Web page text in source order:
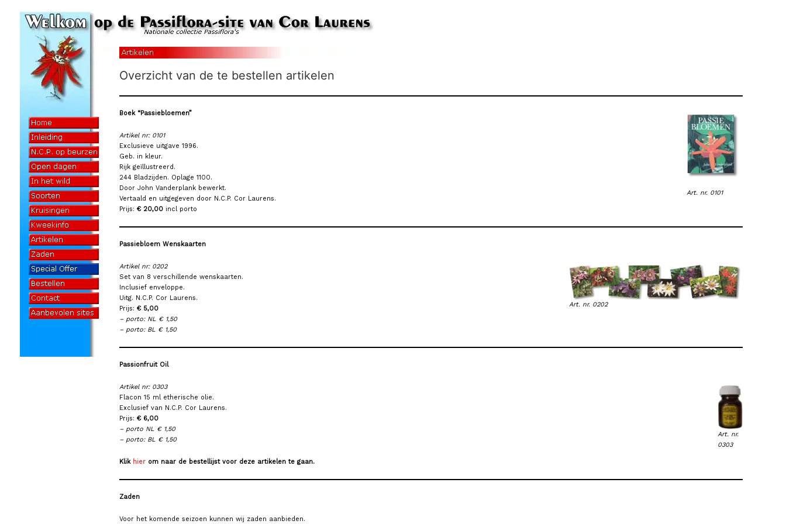
Overzicht van de te bestellen artikelen
Art. nr. 0101
Boek “Passiebloemen”
Artikel nr: 0101
Exclusieve uitgave 1996.
Geb. in kleur.
Rijk geïllustreerd.
244 Bladzijden. Oplage 1100.
Door John Vanderplank bewerkt.
Vertaald en uitgegeven door N.C.P. Cor Laurens.
Prijs: € 20,00incl porto
Passiebloem Wenskaarten
Art. nr. 0202
Artikel nr: 0202
Set van 8 verschillende wenskaarten.
Inclusief enveloppe.
Uitg. N.C.P. Cor Laurens.
Prijs: € 5,00
– porto: NL € 1,50
– porto: BL € 1,50
Passionfruit Oil
Art. nr.
0303
Artikel nr: 0303
Flacon 15 ml etherische olie.
Exclusief van N.C.P. Cor Laurens.
Prijs: € 6,00
– porto NL € 1,50
– porto: BL € 1,50
Klik hierom naar de bestellijst voor deze artikelen te gaan.
Zaden
Voor het komende seizoen kunnen wij zaden aanbieden.